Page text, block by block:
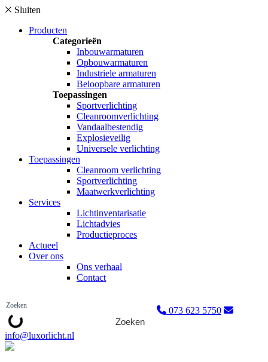
Sluiten
Producten
Categorieën
Inbouwarmaturen
Opbouwarmaturen
Industriele armaturen
Beloopbare armaturen
Toepassingen
Sportverlichting
Cleanroomverlichting
Vandaalbestendig
Explosieveilig
Universele verlichting
Toepassingen
Cleanroom verlichting
Sportverlichting
Maatwerkverlichting
Services
Lichtinventarisatie
Lichtadvies
Productieproces
Actueel
Over ons
Ons verhaal
Contact
Zoeken
073 623 5750
info@luxorlicht.nl